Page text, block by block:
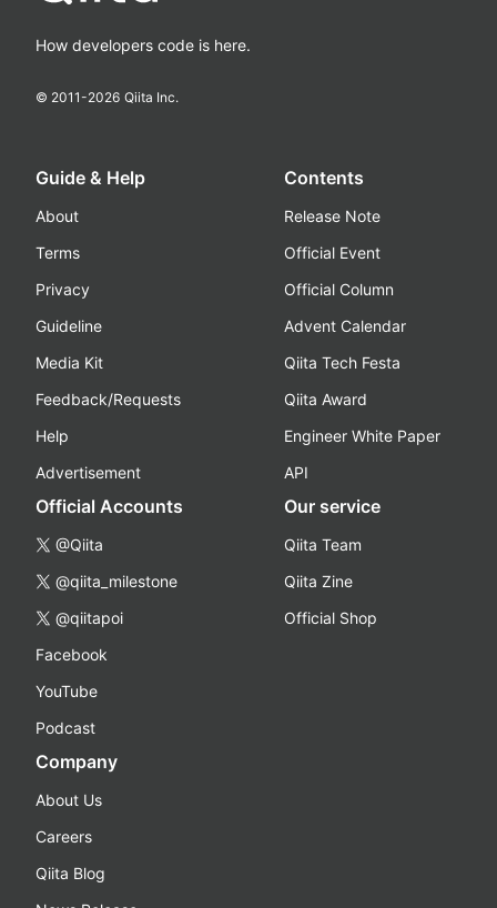
How developers code is here.
© 2011-2026 Qiita Inc.
Guide & Help
About
Terms
Privacy
Guideline
Media Kit
Feedback/Requests
Help
Advertisement
Contents
Release Note
Official Event
Official Column
Advent Calendar
Qiita Tech Festa
Qiita Award
Engineer White Paper
API
Official Accounts
@Qiita
@qiita_milestone
@qiitapoi
Facebook
YouTube
Podcast
Our service
Qiita Team
Qiita Zine
Official Shop
Company
About Us
Careers
Qiita Blog